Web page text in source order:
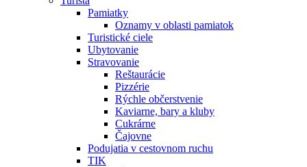
Pamiatky
Oznamy v oblasti pamiatok
Turistické ciele
Ubytovanie
Stravovanie
Reštaurácie
Pizzérie
Rýchle občerstvenie
Kaviarne, bary a kluby
Cukrárne
Čajovne
Podujatia v cestovnom ruchu
TIK